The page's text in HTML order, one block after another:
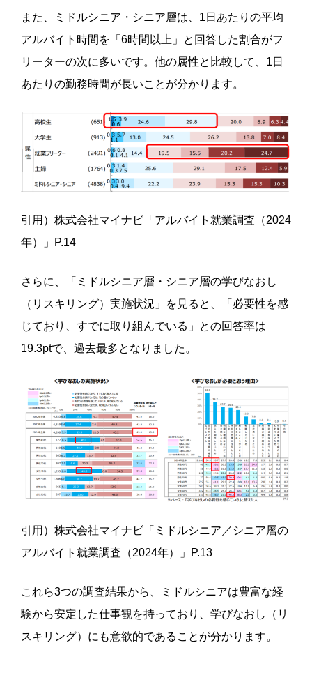
また、ミドルシニア・シニア層は、1日あたりの平均
アルバイト時間を「6時間以上」と回答した割合がフ
リーターの次に多いです。他の属性と比較して、1日
あたりの勤務時間が長いことが分かります。
引用）株式会社マイナビ「アルバイト就業調査（2024
年）」P.14
さらに、「ミドルシニア層・シニア層の学びなおし
（リスキリング）実施状況」を見ると、「必要性を感
じており、すでに取り組んでいる」との回答率は
19.3ptで、過去最多となりました。
引用）株式会社マイナビ「ミドルシニア／シニア層の
アルバイト就業調査（2024年）」P.13
これら3つの調査結果から、ミドルシニアは豊富な経
験から安定した仕事観を持っており、学びなおし（リ
スキリング）にも意欲的であることが分かります。